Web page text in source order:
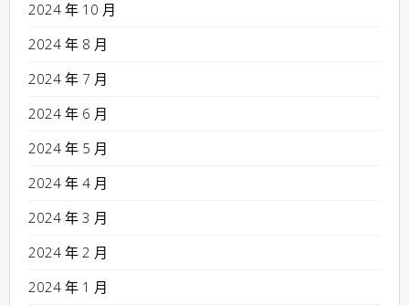
2024 年 10 月
2024 年 8 月
2024 年 7 月
2024 年 6 月
2024 年 5 月
2024 年 4 月
2024 年 3 月
2024 年 2 月
2024 年 1 月